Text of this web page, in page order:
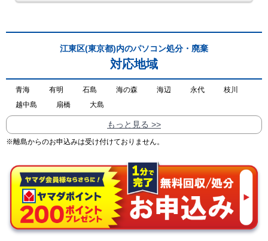
江東区(東京都)内のパソコン処分・廃棄
対応地域
青海 有明 石島 海の森 海辺 永代
枝川
越中島
扇橋 大島
もっと見る >>
※離島からのお申込みは受け付けておりません。